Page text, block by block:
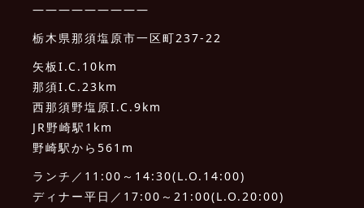
—————————
栃木県那須塩原市一区町237-22
矢板I.C.10km
那須I.C.23km
西那須野塩原I.C.9km
JR野崎駅1km
野崎駅から561m
ランチ／11:00～14:30(L.O.14:00)
ディナー平日／17:00～21:00(L.O.20:00)